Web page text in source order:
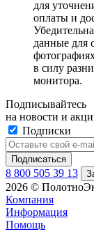
для
оплаты и
данные для
в силу
монитора.
Подписывайтесь
на новости и
Подписки
8 800 505 39 13
2026 ©
Компания
Информация
Помощь